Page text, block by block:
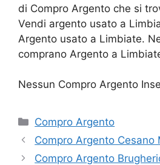
di Compro Argento che si
Vendi argento usato a
Argento usato a Limbiate.
comprano Argento a
Nessun Compro Argento
Categorie
Compro Argento
Compro Argento Cesano
Compro Argento